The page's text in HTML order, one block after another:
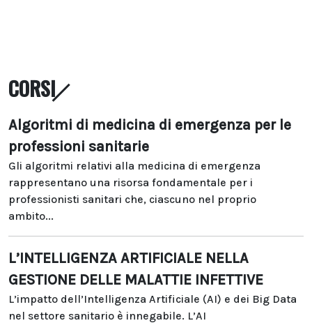
CORSI
Algoritmi di medicina di emergenza per le
professioni sanitarie
Gli algoritmi relativi alla medicina di emergenza
rappresentano una risorsa fondamentale per i
professionisti sanitari che, ciascuno nel proprio
ambito...
L’INTELLIGENZA ARTIFICIALE NELLA
GESTIONE DELLE MALATTIE INFETTIVE
L’impatto dell’Intelligenza Artificiale (AI) e dei Big Data
nel settore sanitario è innegabile. L’AI